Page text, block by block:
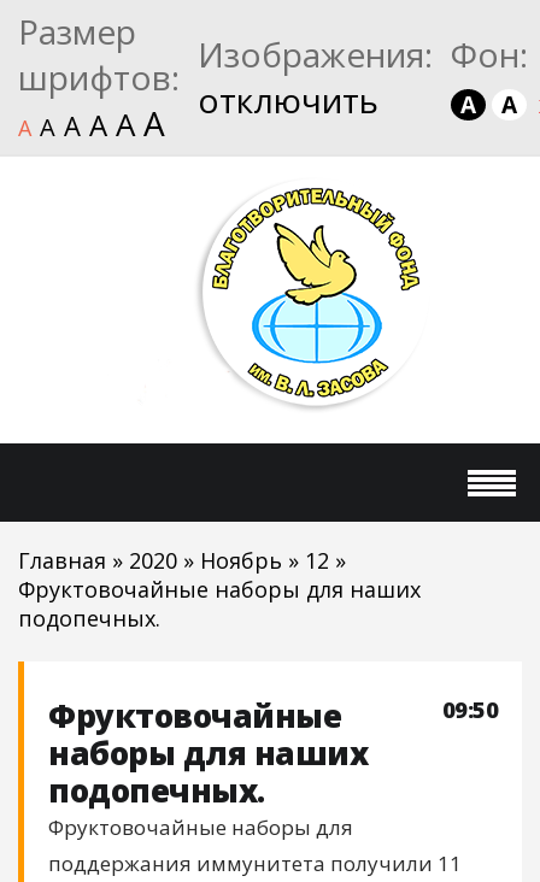
Размер
шрифтов:
A A A A AA
Изображения:
отключить
Фон:
A A
Главная » 2020 » Ноябрь » 12 »
Фруктовочайные наборы для наших
подопечных.
09:50
Фруктовочайные
наборы для наших
подопечных.
Фруктовочайные наборы для
поддержания иммунитета получили 11